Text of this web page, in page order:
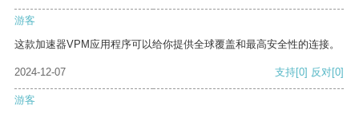
游客
这款加速器VPM应用程序可以给你提供全球覆盖和最高安全性的连接。
2024-12-07 支持[0] 反对[0]
游客